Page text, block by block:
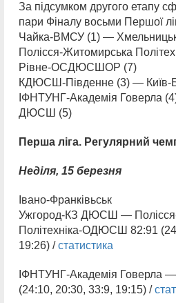
За підсумком другого етапу
пари Фіналу восьми Першої
Чайка-ВМСУ (1) —
Полісся-Житомирська
Рівне-ОСДЮСШОР (7)
КДЮСШ-Південне (3) — Київ-
ІФНТУНГ-Академія Говерла
ДЮСШ (5)
Перша ліга. Регулярний
Неділя, 15 березня
Івано-Франківьськ
Ужгород-КЗ ДЮСШ —
Політехніка-ОДЮСШ 82:91
19:26) /статистика
ІФНТУНГ-Академія Говерла —
(24:10, 20:30, 33:9, 19:15) /